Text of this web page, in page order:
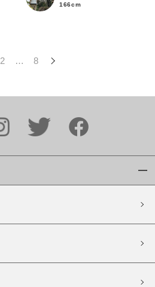
166cm
2 … 8